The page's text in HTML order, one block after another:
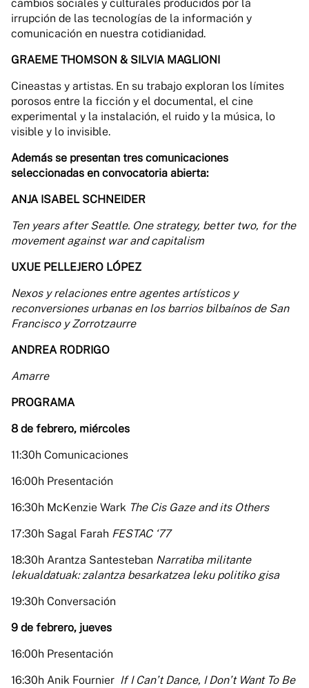
cambios sociales y culturales producidos por la
irrupción de las tecnologías de la información y
comunicación en nuestra cotidianidad.
GRAEME THOMSON & SILVIA MAGLIONI
Cineastas y artistas. En su trabajo exploran los límites
porosos entre la ficción y el documental, el cine
experimental y la instalación, el ruido y la música, lo
visible y lo invisible.
Además se presentan tres comunicaciones
seleccionadas en convocatoria abierta:
ANJA ISABEL SCHNEIDER
Ten years after Seattle. One strategy, better two, for the
movement against war and capitalism
UXUE PELLEJERO LÓPEZ
Nexos y relaciones entre agentes artísticos y
reconversiones urbanas en los barrios bilbaínos de San
Francisco y Zorrotzaurre
ANDREA RODRIGO
Amarre
PROGRAMA
8 de febrero, miércoles
11:30h Comunicaciones
16:00h Presentación
16:30h McKenzie Wark The Cis Gaze and its Others
17:30h Sagal Farah FESTAC ‘77
18:30h Arantza Santesteban Narratiba militante
lekualdatuak: zalantza besarkatzea leku politiko gisa
19:30h Conversación
9 de febrero, jueves
16:00h Presentación
16:30h Anik Fournier If I Can’t Dance, I Don’t Want To Be